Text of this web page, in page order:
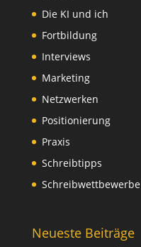
Die KI und ich
Fortbildung
Interviews
Marketing
Netzwerken
Positionierung
Praxis
Schreibtipps
Schreibwettbewerbe
Neueste Beiträge